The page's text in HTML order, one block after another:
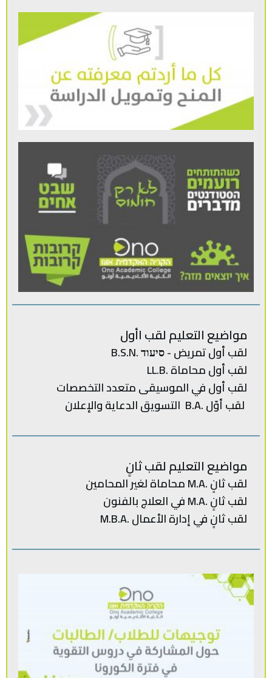
مواضيع التعليم لقب اأول
لقب أول تمريض - סיעוד .B.S.N
لقب أول محاماة .LL.B
لقب‭ ‬أول في‭ ‬الموسيقى‭ ‬متعدد‭ ‬
التخصصات‭
لقب‭ ‬أوّل .‭ ‬B.Aالتسويق‭ ‬الدعاية‭ ‬والإعلان
مواضيع التعليم لقب ثانٍ
لقب‭ ‬ثانٍ .‭ ‬M.Aمحاماة‭ ‬لغير‭ ‬المحامين
لقب ثانٍ .M.A في العلاج بالفنون
لقب‭ ‬ثانٍ‭ ‬في‭ ‬إدارة‭ ‬الأعمال .‭ M.B.A